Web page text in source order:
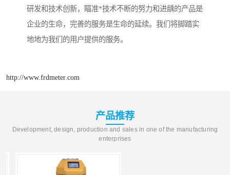
研发和技术创新，瞄准*技术不断的努力和进龋的产品是
企业的生命，完善的服务是生命的延续。我们将脚踏实
地地为我们的用户提供的服务。
http://www.frdmeter.com
产品推荐
Development, design, production and sales in one of the manufacturing
enterprises